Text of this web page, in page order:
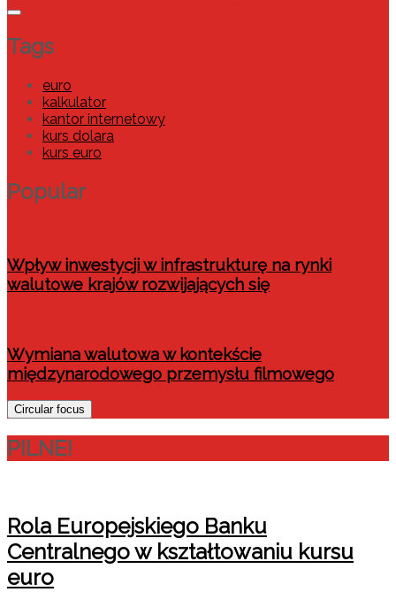
Tags
euro
kalkulator
kantor internetowy
kurs dolara
kurs euro
Popular
Wpływ inwestycji w infrastrukturę na rynki
walutowe krajów rozwijających się
Wymiana walutowa w kontekście
międzynarodowego przemysłu filmowego
Circular focus
PILNE!
Rola Europejskiego Banku
Centralnego w kształtowaniu kursu
euro